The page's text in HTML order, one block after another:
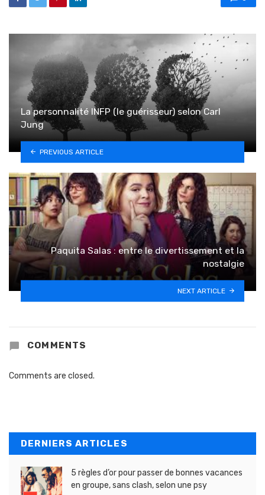
La personnalité INFP (le guérisseur) selon Carl
Jung
PREVIOUS ARTICLE
Paquita Salas : entre le divertissement et la
nostalgie
NEXT ARTICLE
COMMENTS
Comments are closed.
DERNIERS ARTICLES
5 règles d’or pour passer de bonnes vacances
en groupe, sans clash, selon une psy